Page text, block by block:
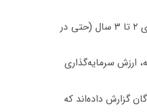
: با استفاده از صفحات کلسیم-کلسیم، در برابر سولفاته شدن و لرزش مقاوم است و عمری ۲ تا ۳ سال (حتی در
مانند اگزاید یا دلکور، قیمت پایین‌تری دارد و با گارانتی ۱۱ ماهه، ارزش سرمایه‌گذاری
گزارش داده‌اند که